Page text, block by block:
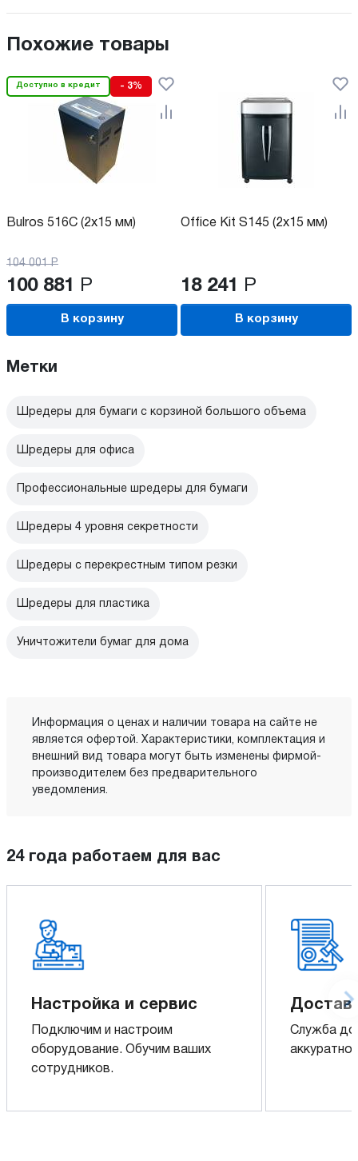
Похожие товары
Доступно в кредит - 3%
Bulros 516C (2x15 мм)
104 001 Р
100 881 Р
В корзину
Office Kit S145 (2x15 мм)
18 241 Р
В корзину
Метки
Шредеры для бумаги с корзиной большого объема
Шредеры для офиса
Профессиональные шредеры для бумаги
Шредеры 4 уровня секретности
Шредеры с перекрестным типом резки
Шредеры для пластика
Уничтожители бумаг для дома
Информация о ценах и наличии товара на сайте не
является офертой. Характеристики, комплектация и
внешний вид товара могут быть изменены фирмой-
производителем без предварительного
уведомления.
24 года работаем для вас
Настройка и сервис
Подключим и настроим
оборудование. Обучим ваших
сотрудников.
Служба
аккуратно